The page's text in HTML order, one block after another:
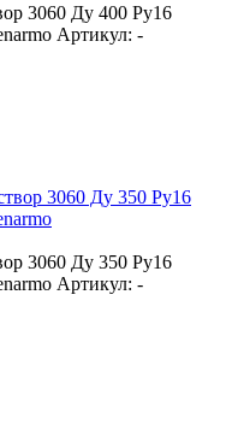
3060 Ду 400 Ру16
Артикул: -
3060 Ду 350 Ру16
Артикул: -